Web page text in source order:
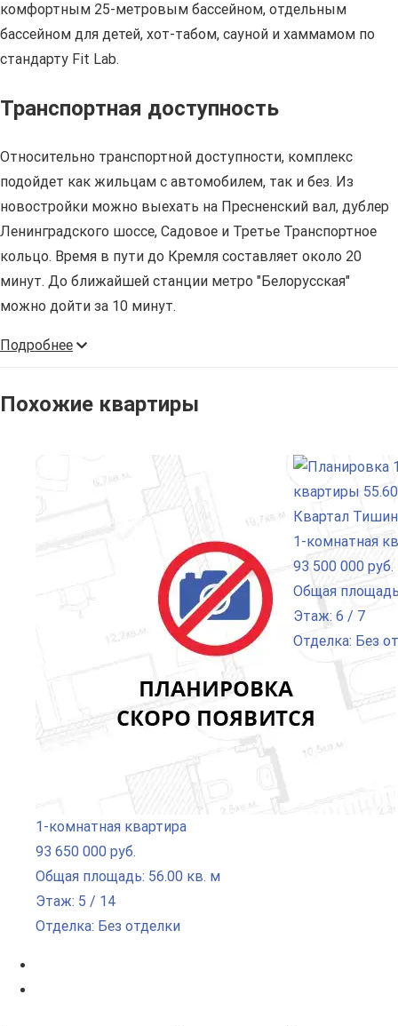
комфортным 25-метровым бассейном, отдельным
бассейном для детей, хот-табом, сауной и хаммамом по
стандарту Fit Lab.
Транспортная доступность
Относительно транспортной доступности, комплекс
подойдет как жильцам с автомобилем, так и без. Из
новостройки можно выехать на Пресненский вал, дублер
Ленинградского шоссе, Садовое и Третье Транспортное
кольцо. Время в пути до Кремля составляет около 20
минут. До ближайшей станции метро "Белорусская"
можно дойти за 10 минут.
Подробнее
Похожие квартиры
1-комнатная квартира
93 650 000 руб.
Общая площадь: 56.00 кв. м
Этаж: 5 / 14
Отделка: Без отделки
1-комнатная
93 500 000 руб.
Общая
Этаж: 6 / 7
Отделка: Без